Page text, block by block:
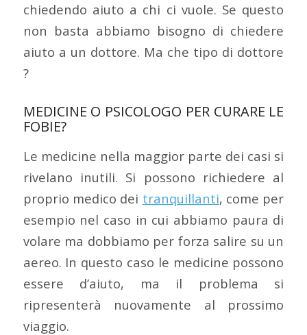
chiedendo aiuto a chi ci vuole. Se questo
non basta abbiamo bisogno di chiedere
aiuto a un dottore. Ma che tipo di dottore
?
MEDICINE O PSICOLOGO PER CURARE LE
FOBIE?
Le medicine nella maggior parte dei casi si
rivelano inutili. Si possono richiedere al
proprio medico dei tranquillanti, come per
esempio nel caso in cui abbiamo paura di
volare ma dobbiamo per forza salire su un
aereo. In questo caso le medicine possono
essere d’aiuto, ma il problema si
ripresenterà nuovamente al prossimo
viaggio.